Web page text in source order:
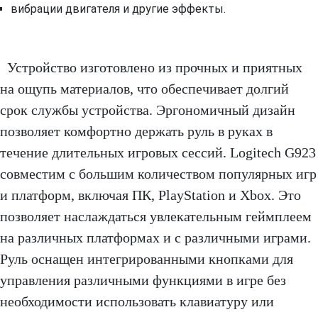
вибрации двигателя и другие эффекты.
Устройство изготовлено из прочных и приятных
на ощупь материалов, что обеспечивает долгий
срок службы устройства. Эргономичный дизайн
позволяет комфортно держать руль в руках в
течение длительных игровых сессий. Logitech G923
совместим с большим количеством популярных игр
и платформ, включая ПК, PlayStation и Xbox. Это
позволяет наслаждаться увлекательным геймплеем
на различных платформах и с различными играми.
Руль оснащен интегрированными кнопками для
управления различными функциями в игре без
необходимости использовать клавиатуру или